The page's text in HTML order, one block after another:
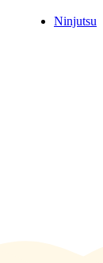
Ninjutsu